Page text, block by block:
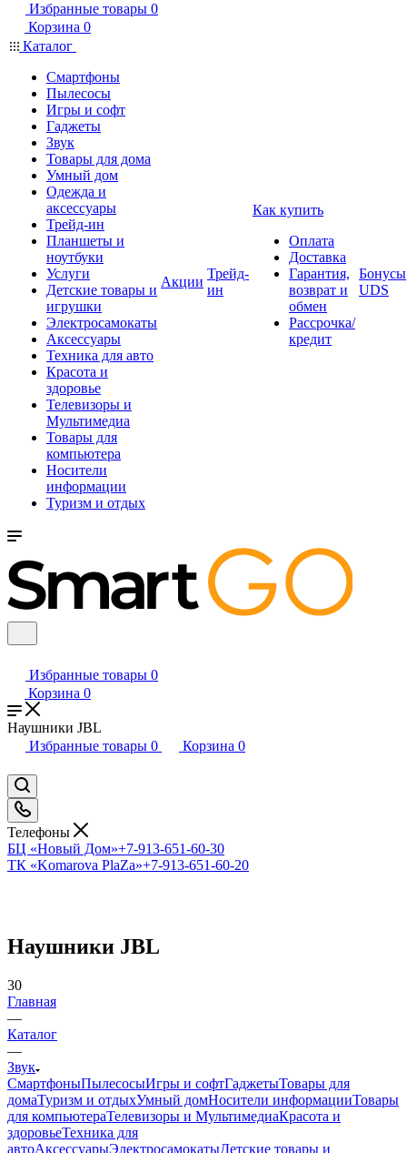
Избранные товары 0
Корзина 0
Каталог
Смартфоны
Пылесосы
Игры и софт
Гаджеты
Звук
Товары для дома
Умный дом
Одежда и
аксессуары
Трейд-ин
Планшеты и
ноутбуки
Услуги
Детские товары и
игрушки
Электросамокаты
Аксессуары
Техника для авто
Красота и
здоровье
Телевизоры и
Мультимедиа
Товары для
компьютера
Носители
информации
Туризм и отдых
Акции
Трейд-
ин
Как купить
Оплата
Доставка
Гарантия,
возврат и
обмен
Рассрочка/
кредит
Бонусы
UDS
Избранные товары 0
Корзина 0
Наушники JBL
Избранные товары 0 Корзина 0
Телефоны
БЦ «Новый Дом»+7-913-651-60-30
ТК «Komarova PlaZa»+7-913-651-60-20
Наушники JBL
30
Главная
—
Каталог
—
Звук
СмартфоныПылесосыИгры и софтГаджетыТовары для
домаТуризм и отдыхУмный домНосители информацииТовары
для компьютераТелевизоры и МультимедиаКрасота и
здоровьеТехника для
автоАксессуарыЭлектросамокатыДетские товары и